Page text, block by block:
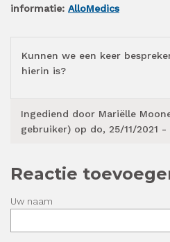
informatie: AlloMedics
Kunnen we een keer
hierin is?
Ingediend door Mariëlle
gebruiker) op do, 25/11/2021 -
Reactie
Uw naam